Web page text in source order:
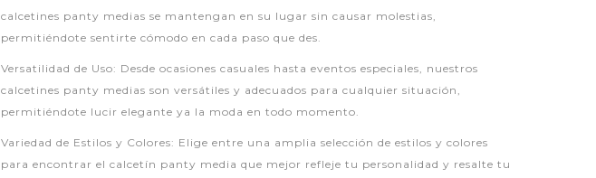
calcetines panty medias se mantengan en su lugar sin causar molestias,
permitiéndote sentirte cómodo en cada paso que des.
Versatilidad de Uso: Desde ocasiones casuales hasta eventos especiales, nuestros
calcetines panty medias son versátiles y adecuados para cualquier situación,
permitiéndote lucir elegante ya la moda en todo momento.
Variedad de Estilos y Colores: Elige entre una amplia selección de estilos y colores
para encontrar el calcetín panty media que mejor refleje tu personalidad y resalte tu